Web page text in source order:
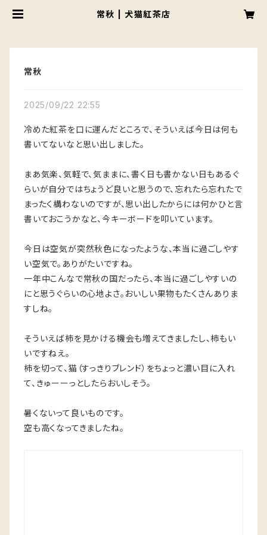
常秋 | 犬猫紅茶店
常秋
2025/09/22 22:55
冷めた紅茶を口に運んだところで、そういえば今日は何も
書いてないなと思い出しました。
まあ気楽、気軽で、気ままに、書く日も書かない日もあるぐ
らいが自分ではちょうど良いと思うので、忘れたら忘れたで
まったく構わないのですが、思い出したからには何かひと言
書いておこうかなと、今キーボードを叩いています。
今日は空気が突然秋色になったような、本当に過ごしやす
い空気で。ありがたいですね。
一年中こんなで常秋の国だったら、本当に過ごしやすいの
にと思うぐらいの心地よさ。おいしい果物もたくさんありま
すしね。
そういえば柿を見かける機会も増えてきましたし、柿もい
いですねえ。
柿を切って、猫（すっきりブレンド）をちょっと濃い目に入れ
て、きゅーーっとしたらおいしそう。
暑くないって良いものです。
空も高くなってきましたね。